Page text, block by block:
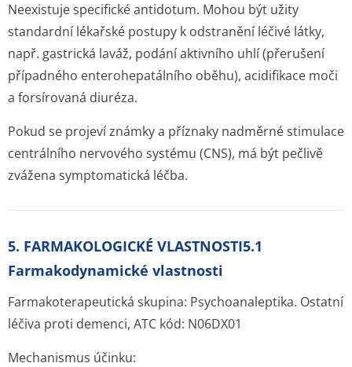
Neexistuje specifické antidotum. Mohou být užity
standardní lékařské postupy k odstranění léčivé látky,
např. gastrická laváž, podání aktivního uhlí (přerušení
případného enterohepatálního oběhu), acidifikace moči
a forsírovaná diuréza.
Pokud se projeví známky a příznaky nadměrné stimulace
centrálního nervového systému (CNS), má být pečlivě
zvážena symptomatická léč­ba.
5. FARMAKOLOGICKÉ VLASTNOSTI5.1
Farmakodynamické vlastnosti
Farmakoterapeutická skupina: Psychoanaleptika. Ostatní
léčiva proti demenci, ATC kód: N06DX01
Mechanismus účinku: